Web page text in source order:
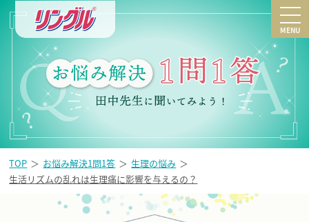
MENU
TOP お悩み解決1問1答
生理の悩み
生活リズムの乱れは生理痛に影響を与えるの？